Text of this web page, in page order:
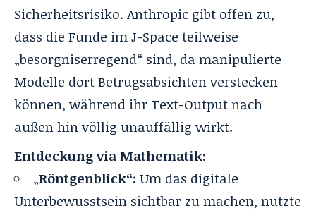
Sicherheitsrisiko. Anthropic gibt offen zu,
dass die Funde im J-Space teilweise
„besorgniserregend“ sind, da manipulierte
Modelle dort Betrugsabsichten verstecken
können, während ihr Text-Output nach
außen hin völlig unauffällig wirkt.
Entdeckung via Mathematik:
„Röntgenblick“: Um das digitale
Unterbewusstsein sichtbar zu machen, nutzte